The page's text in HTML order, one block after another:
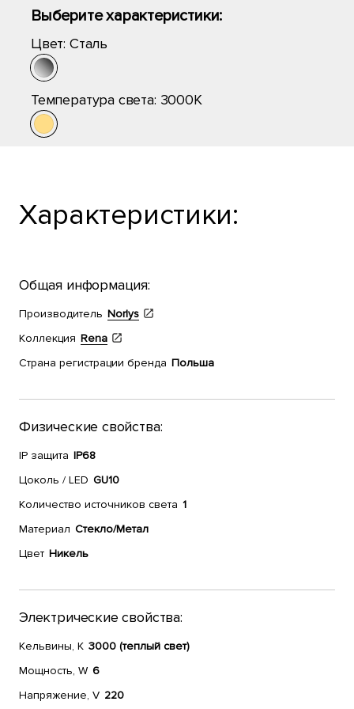
Выберите характеристики:
Цвет: Сталь
Температура света: 3000K
Характеристики:
Общая информация:
Производитель Norlys
Коллекция Rena
Страна регистрации бренда Польша
Физические свойства:
IP защита IP68
Цоколь / LED GU10
Количество источников света 1
Материал Стекло/Метал
Цвет Никель
Электрические свойства:
Кельвины, К 3000 (теплый свет)
Мощность, W 6
Напряжение, V 220